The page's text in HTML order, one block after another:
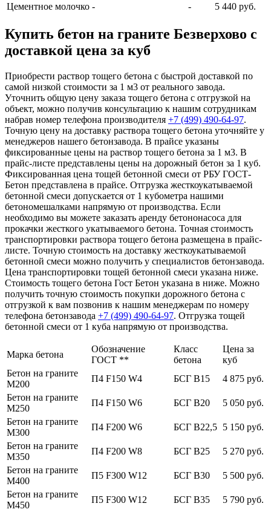
Цементное молочко - - 5 440 руб.
Купить бетон на граните Безверхово с
доставкой цена за куб
Приобрести раствор тощего бетона с быстрой доставкой по
самой низкой стоимости за 1 м3 от реального завода.
Уточнить общую цену заказа тощего бетона с отгрузкой на
объект, можно получив консультацию к нашим сотрудникам
набрав номер телефона производителя +7 (499) 490-64-97.
Точную цену на доставку раствора тощего бетона уточняйте у
менеджеров нашего бетонзавода. В прайсе указаны
фиксированные цены на раствор тощего бетона за 1 м3. В
прайс-листе представлены цены на дорожный бетон за 1 куб.
Фиксированная цена тощей бетонной смеси от РБУ ГОСТ-
Бетон представлена в прайсе. Отгрузка жесткоукатываемой
бетонной смеси допускается от 1 кубометра нашими
бетономешалками напрямую от производства. Если
необходимо вы можете заказать аренду бетононасоса для
прокачки жесткого укатываемого бетона. Точная стоимость
транспортировки раствора тощего бетона размещена в прайс-
листе. Точную стоимость на доставку жесткоукатываемой
бетонной смеси можно получить у специалистов бетонзавода.
Цена транспортировки тощей бетонной смеси указана ниже.
Стоимость тощего бетона Гост Бетон указана в ниже. Можно
получить точную стоимость покупки дорожного бетона с
отгрузкой к вам позвонив к нашим менеджерам по номеру
телефона бетонзавода +7 (499) 490-64-97. Отгрузка тощей
бетонной смеси от 1 куба напрямую от производства.
Марка бетона
Обозначение
ГОСТ **
Класс
бетона
Цена за
куб
Бетон на граните
М200
П4 F150 W4 БСГ В15
4 875 руб.
Бетон на граните
М250
П4 F150 W6 БСГ В20
5 050 руб.
Бетон на граните
М300
П4 F200 W6 БСГ В22,5 5 150 руб.
Бетон на граните
М350
П4 F200 W8 БСГ В25
5 270 руб.
Бетон на граните
М400
П5 F300 W12 БСГ В30
5 500 руб.
Бетон на граните
М450
П5 F300 W12 БСГ В35
5 790 руб.